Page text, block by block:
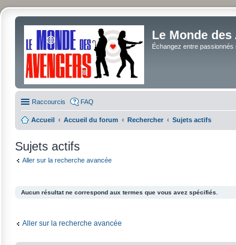
Le Monde
Échangez entre
Raccourcis FAQ
Accueil Accueil du forum Rechercher Sujets actifs
Sujets actifs
Aller sur la recherche avancée
Aucun résultat ne correspond aux termes que vous avez spécifiés.
Aller sur la recherche avancée